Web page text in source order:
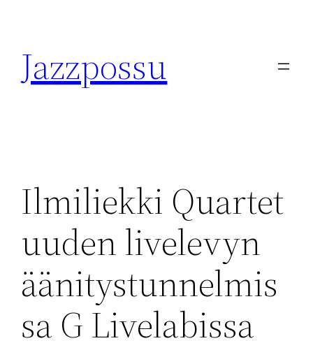
content
Jazzpossu
Ilmiliekki Quartet
uuden livelevyn
äänitystunnelmis
sa G Livelabissa